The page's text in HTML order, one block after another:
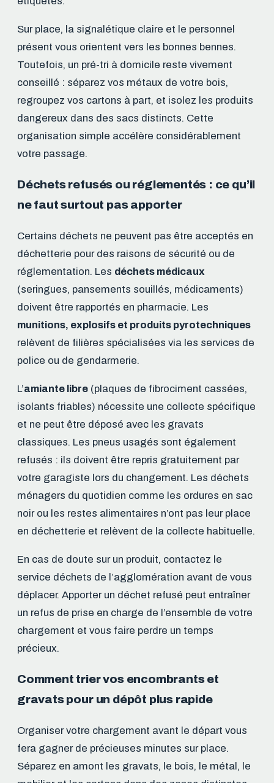
Sur place, la signalétique claire et le personnel
présent vous orientent vers les bonnes bennes.
Toutefois, un pré-tri à domicile reste vivement
conseillé : séparez vos métaux de votre bois,
regroupez vos cartons à part, et isolez les produits
dangereux dans des sacs distincts. Cette
organisation simple accélère considérablement
votre passage.
Déchets refusés ou réglementés : ce qu’il
ne faut surtout pas apporter
Certains déchets ne peuvent pas être acceptés en
déchetterie pour des raisons de sécurité ou de
réglementation. Les déchets médicaux
(seringues, pansements souillés, médicaments)
doivent être rapportés en pharmacie. Les
munitions, explosifs et produits pyrotechniques
relèvent de filières spécialisées via les services de
police ou de gendarmerie.
L’amiante libre (plaques de fibrociment cassées,
isolants friables) nécessite une collecte spécifique
et ne peut être déposé avec les gravats
classiques. Les pneus usagés sont également
refusés : ils doivent être repris gratuitement par
votre garagiste lors du changement. Les déchets
ménagers du quotidien comme les ordures en sac
noir ou les restes alimentaires n’ont pas leur place
en déchetterie et relèvent de la collecte habituelle.
En cas de doute sur un produit, contactez le
service déchets de l’agglomération avant de vous
déplacer. Apporter un déchet refusé peut entraîner
un refus de prise en charge de l’ensemble de votre
chargement et vous faire perdre un temps
précieux.
Comment trier vos encombrants et
gravats pour un dépôt plus rapide
Organiser votre chargement avant le départ vous
fera gagner de précieuses minutes sur place.
Séparez en amont les gravats, le bois, le métal, le